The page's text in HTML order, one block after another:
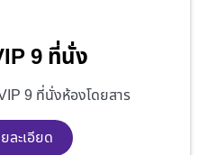
9 ที่นั่ง
9 ที่นั่งห้องโดยสาร
ละเอียด